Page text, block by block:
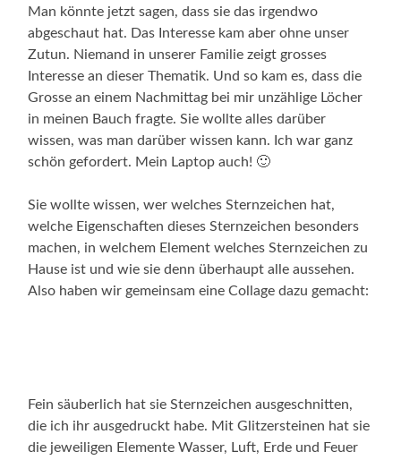
Man könnte jetzt sagen, dass sie das irgendwo
abgeschaut hat. Das Interesse kam aber ohne unser
Zutun. Niemand in unserer Familie zeigt grosses
Interesse an dieser Thematik. Und so kam es, dass die
Grosse an einem Nachmittag bei mir unzählige Löcher
in meinen Bauch fragte. Sie wollte alles darüber
wissen, was man darüber wissen kann. Ich war ganz
schön gefordert. Mein Laptop auch! 🙂
Sie wollte wissen, wer welches Sternzeichen hat,
welche Eigenschaften dieses Sternzeichen besonders
machen, in welchem Element welches Sternzeichen zu
Hause ist und wie sie denn überhaupt alle aussehen.
Also haben wir gemeinsam eine Collage dazu gemacht:
Fein säuberlich hat sie Sternzeichen ausgeschnitten,
die ich ihr ausgedruckt habe. Mit Glitzersteinen hat sie
die jeweiligen Elemente Wasser, Luft, Erde und Feuer